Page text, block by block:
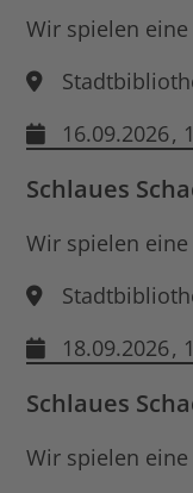
Wir spielen eine
16.09.2026,
Schlaues
Wir spielen eine
18.09.2026,
Schlaues
Wir spielen eine